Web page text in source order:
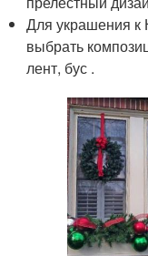
Для украшения к
выбрать
лент, бус .